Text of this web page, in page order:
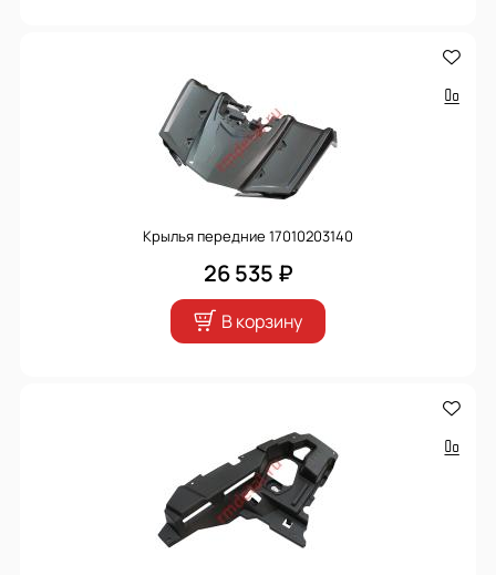
Крылья передние 17010203140
26 535 ₽
В корзину